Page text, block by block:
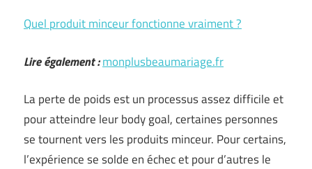
Quel produit minceur fonctionne vraiment ?
Lire également :monplusbeaumariage.fr
La perte de poids est un processus assez difficile et
pour atteindre leur body goal, certaines personnes
se tournent vers les produits minceur. Pour certains,
l’expérience se solde en échec et pour d’autres le